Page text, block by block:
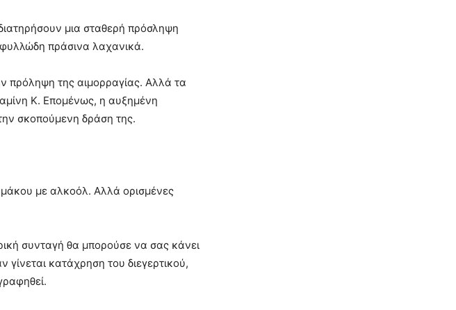
μια σταθερή πρόσληψη
πράσινα λαχανικά.
πρόληψη της αιμορραγίας. Αλλά τα
Κ. Επομένως, η αυξημένη
σκοπούμενη δράση της.
με αλκοόλ. Αλλά ορισμένες
συνταγή θα μπορούσε να σας κάνει
κατάχρηση του διεγερτικού,